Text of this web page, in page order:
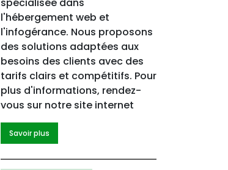
l'hébergement web et
l'infogérance. Nous proposons
des solutions adaptées aux
besoins des clients avec des
tarifs clairs et compétitifs. Pour
plus d'informations, rendez-
vous sur notre site internet
Savoir plus